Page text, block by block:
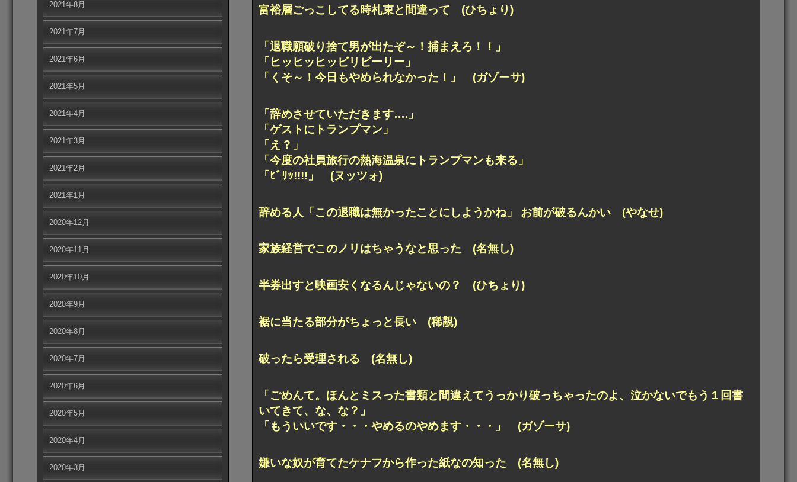
富裕層ごっこしてる時札束と間違って (ひちょり)
「退職願破り捨て男が出たぞ～！捕まえろ！！」
「ヒッヒッヒッビリビーリー」
「くそ～！今日もやめられなかった！」 (ガゾーサ)
「辞めさせていただきます….」
「ゲストにトランプマン」
「え？」
「今度の社員旅行の熱海温泉にトランプマンも来る」
「ﾋﾞﾘｯ!!!!」 (ヌッツォ)
辞める人「この退職は無かったことにしようかね」 お前が破るんかい (やなせ)
家族経営でこのノリはちゃうなと思った (名無し)
半券出すと映画安くなるんじゃないの？ (ひちょり)
裾に当たる部分がちょっと長い (稀覯)
破ったら受理される (名無し)
「ごめんて。ほんとミスった書類と間違えてうっかり破っちゃったのよ、泣かないでもう１回書
いてきて、な、な？」
「もういいです・・・やめるのやめます・・・」 (ガゾーサ)
嫌いな奴が育てたケナフから作った紙なの知った (名無し)
2021年8月
2021年7月
2021年6月
2021年5月
2021年4月
2021年3月
2021年2月
2021年1月
2020年12月
2020年11月
2020年10月
2020年9月
2020年8月
2020年7月
2020年6月
2020年5月
2020年4月
2020年3月